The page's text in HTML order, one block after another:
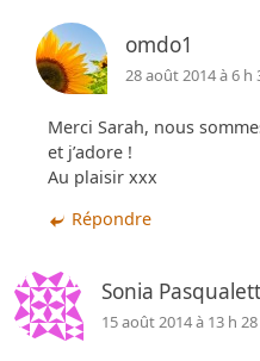
omdo1
28 août 2014 à 6 h
Merci Sarah, nous
et j’adore !
Au plaisir xxx
Répondre
Sonia
15 août 2014 à 13 h